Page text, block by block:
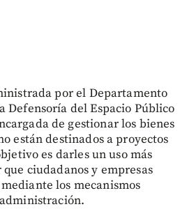
por el Departamento
Defensoría del Espacio Público
de gestionar los bienes
están destinados a proyectos
es darles un uso más
ciudadanos y empresas
los mecanismos